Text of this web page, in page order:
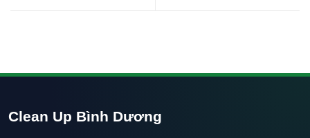
Clean Up Bình Dương